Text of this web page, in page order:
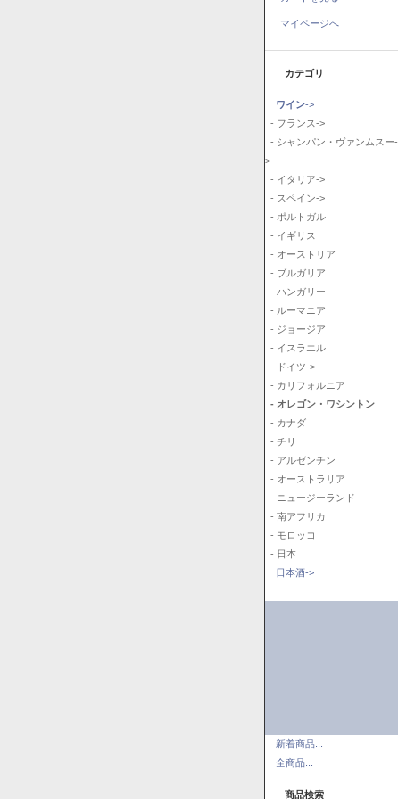
マイページへ
カテゴリ
ワイン->
- フランス->
- シャンパン・ヴァンムスー-
>
- イタリア->
- スペイン->
- ポルトガル
- イギリス
- オーストリア
- ブルガリア
- ハンガリー
- ルーマニア
- ジョージア
- イスラエル
- ドイツ->
- カリフォルニア
- オレゴン・ワシントン
- カナダ
- チリ
- アルゼンチン
- オーストラリア
- ニュージーランド
- 南アフリカ
- モロッコ
- 日本
日本酒->
新着商品...
全商品...
商品検索